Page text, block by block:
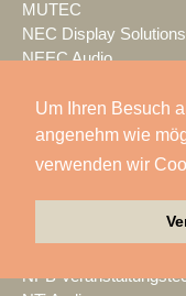
Um Ihren Besuch
angenehm wie
verwenden wir
MUTEC
NEC Display Solutions
NEEC Audio
Neumann.Berlin
Nexo
NIYU.productions
NPB